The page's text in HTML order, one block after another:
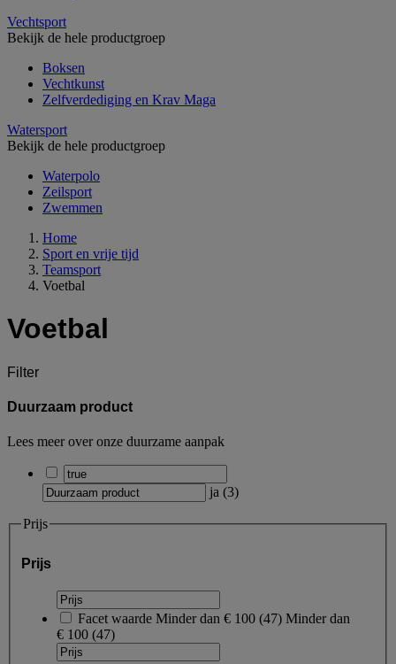
Vechtsport
Bekijk de hele productgroep
Boksen
Vechtkunst
Zelfverdediging en Krav Maga
Watersport
Bekijk de hele productgroep
Waterpolo
Zeilsport
Zwemmen
Home
Sport en vrije tijd
Teamsport
Voetbal
Voetbal
Filter
Duurzaam product
Lees meer over onze duurzame aanpak
ja (3)
Prijs
Prijs
Facet waarde Minder dan € 100 (47) Minder dan
€ 100 (47)